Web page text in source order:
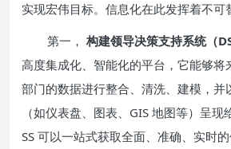
实现宏伟目标。信息化在此发挥着不可
第一， 构建领导决策支持系统（
高度集成化、智能化的平台，它能够将
部门的数据进行整合、清洗、建模，并
（如仪表盘、图表、GIS 地图等）呈
SS 可以一站式获取全面、准确、实时